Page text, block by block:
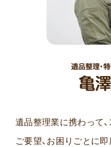
亀
遺品整理・
遺品整理業に携わって
ご要望、お困りごとに